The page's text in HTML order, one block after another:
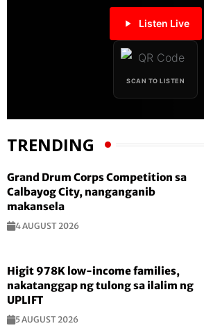
Listen Live
SCAN TO LISTEN
TRENDING
Grand Drum Corps Competition sa
Calbayog City, nanganganib
makansela
4 AUGUST 2026
Higit 978K low-income families,
nakatanggap ng tulong sa ilalim ng
UPLIFT
5 AUGUST 2026